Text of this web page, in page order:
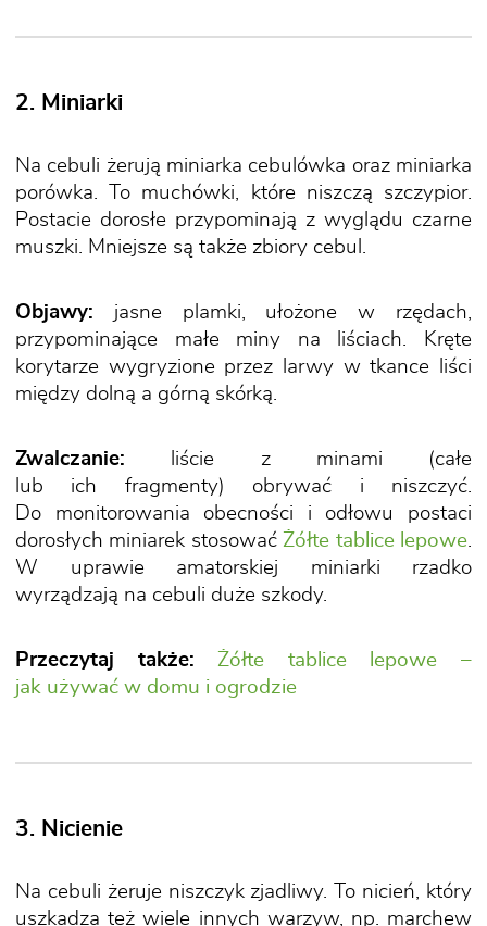
2. Miniarki
Na cebuli żerują miniarka cebulówka oraz miniarka
porówka. To muchówki, które niszczą szczypior.
Postacie dorosłe przypominają z wyglądu czarne
muszki. Mniejsze są także zbiory cebul.
Objawy: jasne plamki, ułożone w rzędach,
przypominające małe miny na liściach. Kręte
korytarze wygryzione przez larwy w tkance liści
między dolną a górną skórką.
Zwalczanie: liście z minami (całe
lub ich fragmenty) obrywać i niszczyć.
Do monitorowania obecności i odłowu postaci
dorosłych miniarek stosowaćŻółte tablice lepowe.
W uprawie amatorskiej miniarki rzadko
wyrządzają na cebuli duże szkody.
Przeczytaj także:
Żółte tablice lepowe –
jak używać w domu i ogrodzie
3. Nicienie
Na cebuli żeruje niszczyk zjadliwy. To nicień, który
uszkadza też wiele innych warzyw, np. marchew